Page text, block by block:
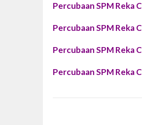
Percubaan SPM Reka
Percubaan SPM Reka
Percubaan SPM Reka
Percubaan SPM Reka